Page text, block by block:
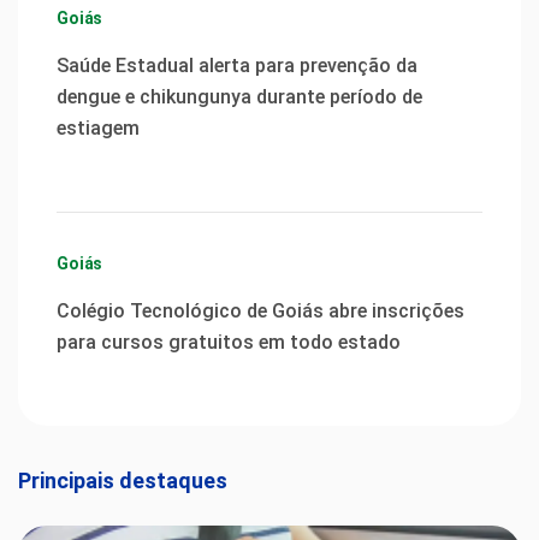
Goiás
Saúde Estadual alerta para prevenção da
dengue e chikungunya durante período de
estiagem
Goiás
Colégio Tecnológico de Goiás abre inscrições
para cursos gratuitos em todo estado
Principais destaques